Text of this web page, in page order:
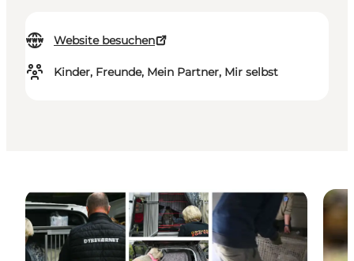
Website besuchen
Kinder, Freunde, Mein Partner, Mir selbst